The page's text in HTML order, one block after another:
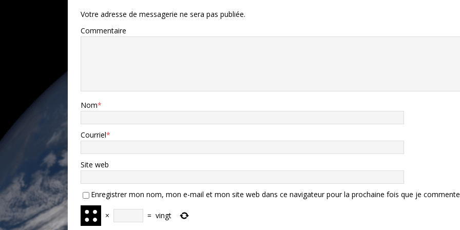
Votre adresse de messagerie ne sera pas publiée.
Commentaire
Nom*
Courriel*
Site web
Enregistrer mon nom, mon e-mail et mon site web dans ce navigateur pour la prochaine fois que je
× = vingt